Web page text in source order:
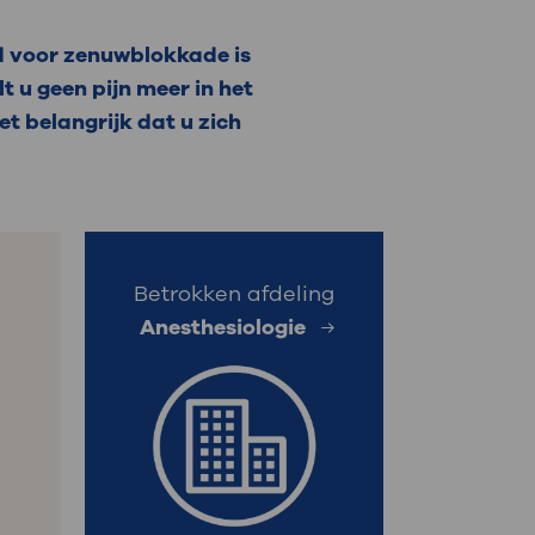
: naar uw dossier
Inloggen MijnOLVG
voor zenuwblokkade is
u geen pijn meer in het
belangrijk dat u zich
Betrokken afdeling
Anesthesiologie